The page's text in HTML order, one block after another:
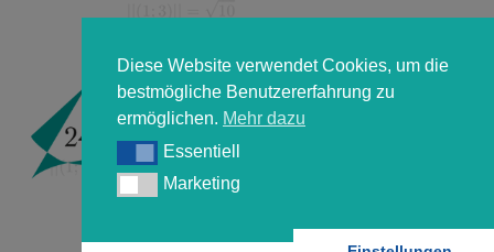
Diese Website verwendet Cookies, um die
bestmögliche Benutzererfahrung zu
ermöglichen. Mehr dazu
EssentiellEssentiell
MarketingMarketing